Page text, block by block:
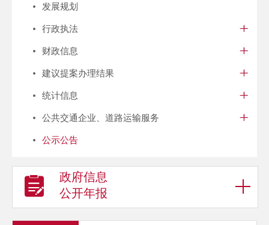
发展规划
行政执法
财政信息
建议提案办理结果
统计信息
公共交通企业、道路运输服务
公示公告
政府信息
公开年报